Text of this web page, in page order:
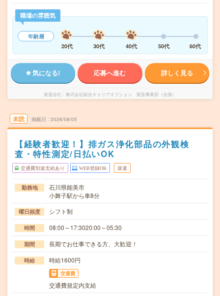
職場の雰囲気
年齢層
20代
30代 40代 50代 60代
気になる! 応募へ進む 詳しく見る
派遣会社 株式会社綜合キャリアオプション 製造事業部（全国）
未読 掲載日 2026/08/05
【経験者歓迎！】排ガス浄化部品の外観検
査・特性測定/日払いOK
交通費別途支給あり WEB登録OK 派遣
勤務地
石川県能美市
小舞子駅から車8分
曜日頻度 シフト制
時間 08:00～17:3020:00～05:30
期間 長期でお仕事できる方、大歓迎！
時給 時給1600円
交通費
交通費規定内支給